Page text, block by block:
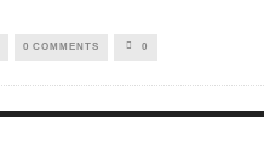
0 COMMENTS 0